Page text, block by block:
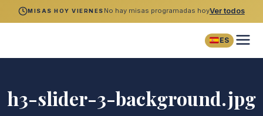
MISAS HOY VIERNES No hay misas programadas hoyVer todos
ES
h3-slider-3-background.jpg